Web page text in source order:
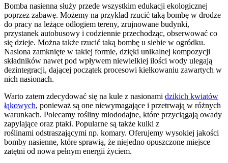
Bomba nasienna służy przede wszystkim edukacji ekologicznej
poprzez zabawę. Możemy na przykład rzucić taką bombę w drodze
do pracy na leżące odłogiem tereny, zrujnowane budynki,
przystanek autobusowy i codziennie przechodząc, obserwować co
się dzieje. Można także rzucić taką bombę u siebie w ogródku.
Nasiona zamknięte w takiej formie, dzięki unikalnej kompozycji
składników nawet pod wpływem niewielkiej ilości wody ulegają
dezintegracji, dającej początek procesowi kiełkowaniu zawartych w
nich nasionach.
Warto zatem zdecydować się na kule z nasionami dzikich kwiatów
łąkowych, ponieważ są one niewymagające i przetrwają w różnych
warunkach. Polecamy rośliny miododajne, które przyciągają owady
zapylające oraz ptaki. Popularne są także kulki z
roślinami odstraszającymi np. komary. Oferujemy wysokiej jakości
bomby nasienne, które sprawią, że niejedno opuszczone miejsce
zatętni od nowa pełnym energii życiem.